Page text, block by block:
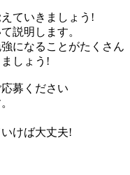
ていきましょう!
説明します。
になることがたくさん
しょう!
募ください
けば大丈夫!